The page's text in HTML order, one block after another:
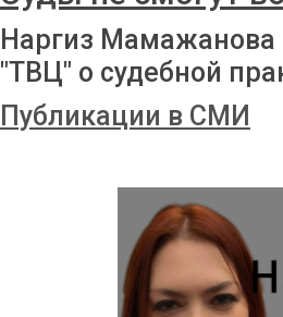
Наргиз Мамажанова
"ТВЦ" о судебной
Публикации в СМИ